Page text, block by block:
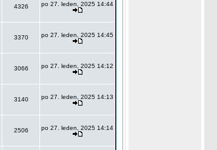
4326 po 27. leden, 2025 14:44
3370 po 27. leden, 2025 14:45
3066 po 27. leden, 2025 14:12
3140 po 27. leden, 2025 14:13
2506 po 27. leden, 2025 14:14